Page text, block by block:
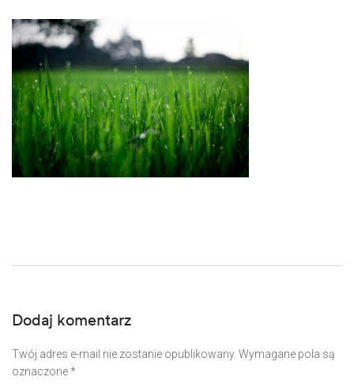
Dodaj komentarz
Twój adres e-mail nie zostanie opublikowany. Wymagane pola są
oznaczone*